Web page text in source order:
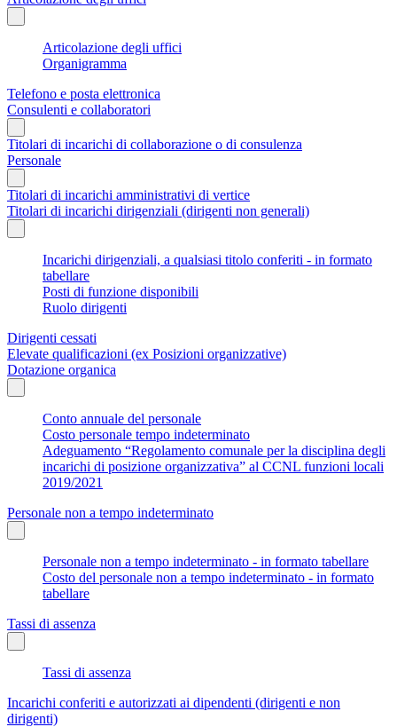
Articolazione degli uffici
Organigramma
Telefono e posta elettronica
Consulenti e collaboratori
Titolari di incarichi di collaborazione o di consulenza
Personale
Titolari di incarichi amministrativi di vertice
Titolari di incarichi dirigenziali (dirigenti non generali)
Incarichi dirigenziali, a qualsiasi titolo conferiti - in formato
tabellare
Posti di funzione disponibili
Ruolo dirigenti
Dirigenti cessati
Elevate qualificazioni (ex Posizioni organizzative)
Dotazione organica
Conto annuale del personale
Costo personale tempo indeterminato
Adeguamento “Regolamento comunale per la disciplina degli
incarichi di posizione organizzativa” al CCNL funzioni locali
2019/2021
Personale non a tempo indeterminato
Personale non a tempo indeterminato - in formato tabellare
Costo del personale non a tempo indeterminato - in formato
tabellare
Tassi di assenza
Tassi di assenza
Incarichi conferiti e autorizzati ai dipendenti (dirigenti e non
dirigenti)